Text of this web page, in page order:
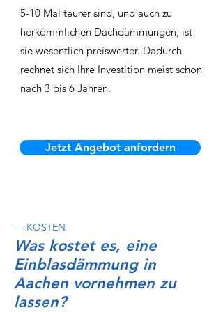
5-10 Mal teurer sind, und auch zu
herkömmlichen Dachdämmungen, ist
sie wesentlich preiswerter. Dadurch
rechnet sich Ihre Investition meist schon
nach 3 bis 6 Jahren.
Jetzt Angebot anfordern
— KOSTEN
Was kostet es, eine
Einblasdämmung in
Aachen vornehmen zu
lassen?